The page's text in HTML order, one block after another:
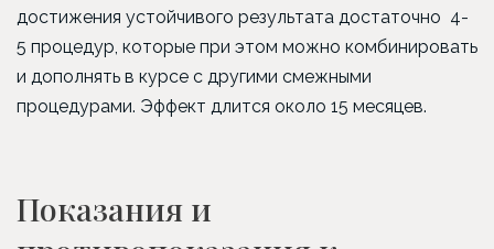
достижения устойчивого результата достаточно 4-
5 процедур, которые при этом можно комбинировать
и дополнять в курсе с другими смежными
процедурами. Эффект длится около 15 месяцев.
Показания и